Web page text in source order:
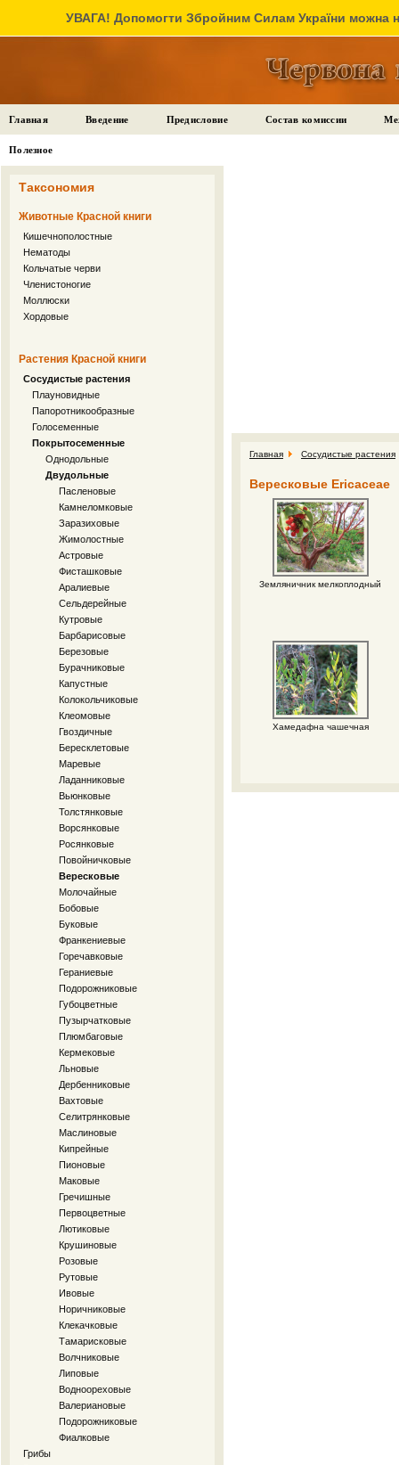
УВАГА! Допомогти Збройним Силам України можна
Главная Введение Предисловие Состав комиссии
Полезное
Таксономия
Животные Красной книги
Кишечнополостные
Нематоды
Кольчатые черви
Членистоногие
Моллюски
Хордовые
Растения Красной книги
Сосудистые растения
Плауновидные
Папоротникообразные
Голосеменные
Покрытосеменные
Однодольные
Двудольные
Пасленовые
Камнеломковые
Заразиховые
Жимолостные
Астровые
Фисташковые
Аралиевые
Сельдерейные
Кутровые
Барбарисовые
Березовые
Бурачниковые
Капустные
Колокольчиковые
Клеомовые
Гвоздичные
Бересклетовые
Маревые
Ладанниковые
Вьюнковые
Толстянковые
Ворсянковые
Росянковые
Повойничковые
Вересковые
Молочайные
Бобовые
Буковые
Франкениевые
Горечавковые
Гераниевые
Подорожниковые
Губоцветные
Пузырчатковые
Плюмбаговые
Кермековые
Льновые
Дербенниковые
Вахтовые
Селитрянковые
Маслиновые
Кипрейные
Пионовые
Маковые
Гречишные
Первоцветные
Лютиковые
Крушиновые
Розовые
Рутовые
Ивовые
Норичниковые
Клекачковые
Тамарисковые
Волчниковые
Липовые
Водноореховые
Валериановые
Подорожниковые
Фиалковые
Грибы
Главная Сосудистые растения
Вересковые Ericaceae
Земляничник мелкоплодный
Хамедафна чашечная